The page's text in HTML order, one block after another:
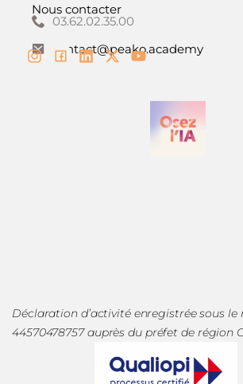
Nous contacter
03.62.02.35.00
contact@peako.academy